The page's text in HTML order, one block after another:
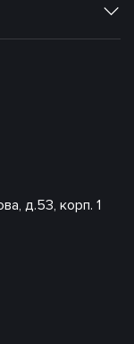
д.53, корп. 1